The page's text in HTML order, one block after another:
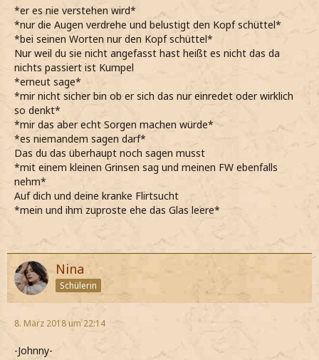
*er es nie verstehen wird*
*nur die Augen verdrehe und belustigt den Kopf schüttel*
*bei seinen Worten nur den Kopf schüttel*
Nur weil du sie nicht angefasst hast heißt es nicht das da
nichts passiert ist Kumpel
*erneut sage*
*mir nicht sicher bin ob er sich das nur einredet oder wirklich
so denkt*
*mir das aber echt Sorgen machen würde*
*es niemandem sagen darf*
Das du das überhaupt noch sagen musst
*mit einem kleinen Grinsen sag und meinen FW ebenfalls
nehm*
Auf dich und deine kranke Flirtsucht
*mein und ihm zuproste ehe das Glas leere*
Nina
Schülerin
8. März 2018 um 22:14
-Johnny-